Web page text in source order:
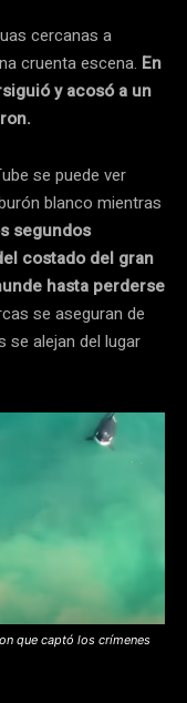
cercanas a
cruenta escena. En
y acosó a un
se puede ver
blanco mientras
segundos
costado del gran
hasta perderse
se aseguran de
se alejan del lugar
que captó los crímenes